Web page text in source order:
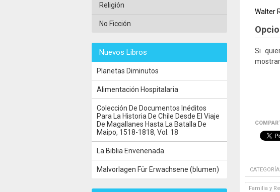
Walter
Si
CATEGORÍA:
Familia y
Religión
No Ficción
Nuevos Libros
Planetas Diminutos
Alimentación Hospitalaria
Colección De Documentos Inéditos
Para La Historia De Chile Desde El Viaje
De Magallanes Hasta La Batalla De
Maipo, 1518-1818, Vol. 18
La Biblia Envenenada
Malvorlagen Für Erwachsene (blumen)